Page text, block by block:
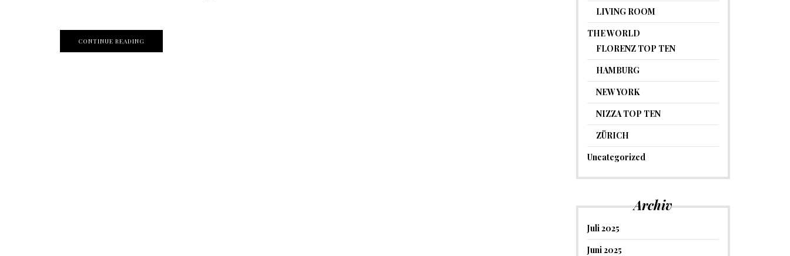
CONTINUE READING
LIVING ROOM
THE WORLD
FLORENZ TOP TEN
HAMBURG
NEW YORK
NIZZA TOP TEN
ZÜRICH
Uncategorized
Archiv
Juli 2025
Juni 2025